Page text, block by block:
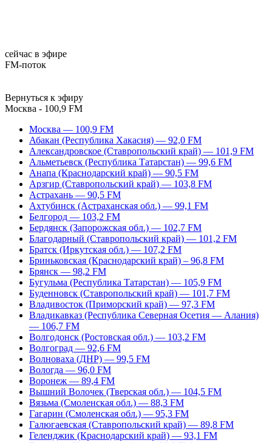
сейчас в эфире
FM-поток
Вернуться к эфиру
Москва - 100,9 FM
Москва — 100,9 FM
Абакан (Республика Хакасия) — 92,0 FM
Александровское (Ставропольский край) — 101,9 FM
Альметьевск (Республика Татарстан) — 99,6 FM
Анапа (Краснодарский край) — 90,5 FM
Арзгир (Ставропольский край) — 103,8 FM
Астрахань — 90,5 FM
Ахтубинск (Астраханская обл.) — 99,1 FM
Белгород — 103,2 FM
Бердянск (Запорожская обл.) — 102,7 FM
Благодарный (Ставропольский край) — 101,2 FM
Братск (Иркутская обл.) — 107,2 FM
Бриньковская (Краснодарский край) – 96,8 FM
Брянск — 98,2 FM
Бугульма (Республика Татарстан) — 105,9 FM
Буденновск (Ставропольский край) — 101,7 FM
Владивосток (Приморский край) — 97,3 FM
Владикавказ (Республика Северная Осетия — Алания)
— 106,7 FM
Волгодонск (Ростовская обл.) — 103,2 FM
Волгоград — 92,6 FM
Волноваха (ДНР) — 99,5 FM
Вологда — 96,0 FM
Воронеж — 89,4 FM
Вышний Волочек (Тверская обл.) — 104,5 FM
Вязьма (Смоленская обл.) — 88,3 FM
Гагарин (Смоленская обл.) — 95,3 FM
Галюгаевская (Ставропольский край) — 89,8 FM
Геленджик (Краснодарский край) — 93,1 FM